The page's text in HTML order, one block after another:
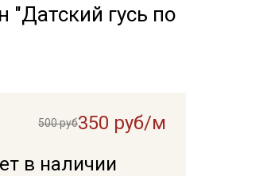
"Датский гусь по
500 руб350 руб/м
в наличии